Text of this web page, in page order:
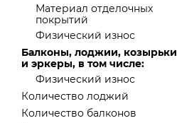
Материал отделочных
покрытий
Физический износ
Балконы, лоджии, козырьки
и эркеры, в том числе:
Физический износ
Количество лоджий
Количество балконов